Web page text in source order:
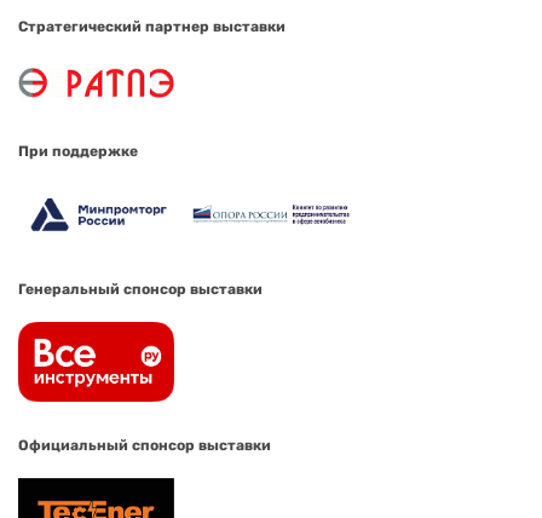
Стратегический партнер выставки
При поддержке
Генеральный спонсор выставки
Официальный спонсор выставки